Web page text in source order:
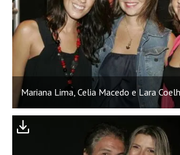
Mariana Lima, Celia Macedo e Lara